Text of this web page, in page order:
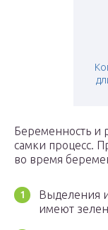
Беременность и
самки процесс.
во время
Выделения
имеют